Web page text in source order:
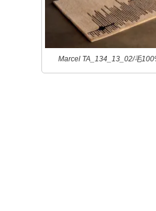
Marcel TA_134_13_02/毛